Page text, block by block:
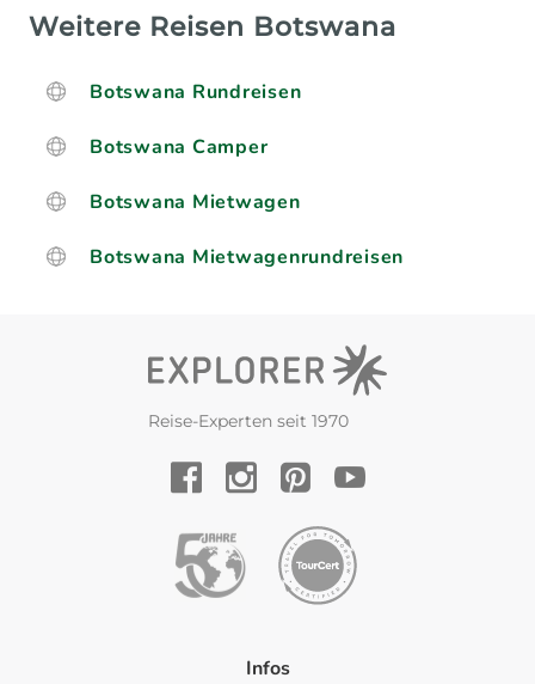
Weitere Reisen Botswana
Botswana Rundreisen
Botswana Camper
Botswana Mietwagen
Botswana Mietwagenrundreisen
Reise-Experten seit 1970
Infos